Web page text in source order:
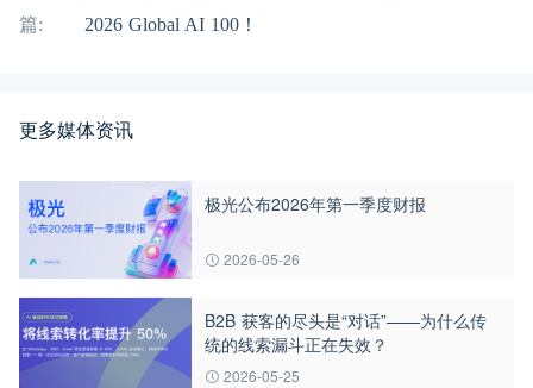
篇:
2026 Global AI 100！
更多媒体资讯
极光公布2026年第一季度财报
2026-05-26
B2B 获客的尽头是“对话”——为什么传
统的线索漏斗正在失效？
2026-05-25